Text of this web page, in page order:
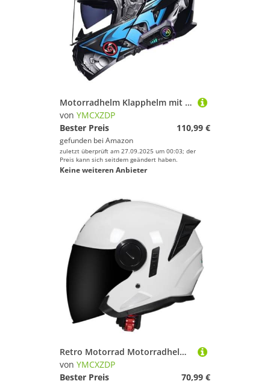
Motorradhelm Klapphelm mit Bluetooth DOTECE Zertifiziert Integralhelm mit Doppelvisier mit Eingebautem Mikrofon für Automatische Reaktion für Erwachsene Frauen Männer K,L=59~60cm
von YMCXZDP
Bester Preis
110,99 €
gefunden bei Amazon
zuletzt überprüft am 27.09.2025 um 00:03; der
Preis kann sich seitdem geändert haben.
Keine weiteren Anbieter
Retro Motorrad Motorradhelm Motorrad Jethelm 3/4 mit Doppelvisier ECEDOT Zertifiziert für Herren und Damen - Ideal für Moped Mofa Scooter und Roller Halbschalenhelm L,XXL=63~64cm
von YMCXZDP
Bester Preis
70,99 €